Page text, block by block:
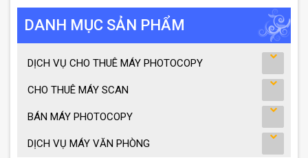
DANH MỤC SẢN PHẨM
DỊCH VỤ CHO THUÊ MÁY PHOTOCOPY
CHO THUÊ MÁY SCAN
BÁN MÁY PHOTOCOPY
DỊCH VỤ MÁY VĂN PHÒNG